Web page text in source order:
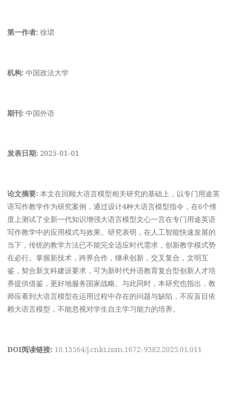
第一作者: 徐珺
机构: 中国政法大学
期刊: 中国外语
发表日期: 2025-01-01
论文摘要: 本文在回顾大语言模型相关研究的基础上，以专门用途英
语写作教学作为研究案例，通过设计4种大语言模型指令，在6个维
度上测试了全新一代知识增强大语言模型文心一言在专门用途英语
写作教学中的应用模式与效果。研究表明，在人工智能快速发展的
当下，传统的教学方法已不能完全适应时代需求，创新教学模式势
在必行。掌握新技术，跨界合作，继承创新，交叉复合，文明互
鉴，契合新文科建设要求，可为新时代外语教育复合型创新人才培
养提供借鉴，更好地服务国家战略。与此同时，本研究也指出，教
师应看到大语言模型在运用过程中存在的问题与缺陷，不应盲目依
赖大语言模型，不能忽视对学生自主学习能力的培养。
DOI阅读链接: 10.13564/j.cnki.issn.1672-9382.2025.01.011